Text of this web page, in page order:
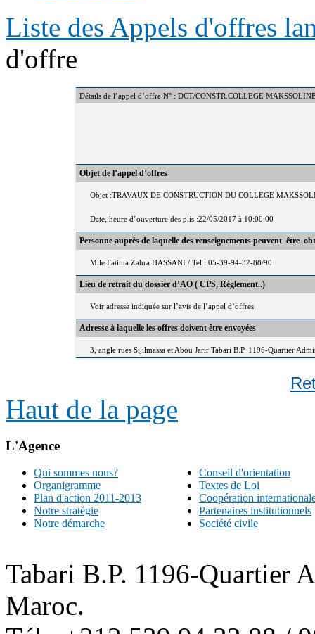
Liste des Appels d'offres
d'offre
Détails de l’appel d’offre N° : DCT/CONSTR.COLLEGE
Objet de l’appel d’offres
Objet :TRAVAUX DE CONSTRUCTION DU COLLEGE
Date, heure d’ouverture des plis :22/05/2017 à 10:00:00
Personne auprès de laquelle des renseignements peuvent être
Mlle Fatima Zahra HASSANI / Tel : 05-39-94-32-88/90
Lieu de retrait du dossier d’AO ( CPS, Règlement..)
Voir adresse indiquée sur l’avis de l’appel d’offres
Adresse à laquelle les offres doivent être envoyées
3, angle rues Sijilmassa et Abou Jarir Tabari B.P. 1196-Quartier
Haut de la page
L'Agence
Qui sommes nous?
Organigramme
Plan d'action 2011-2013
Notre stratégie
Notre démarche
Conseil d'orientation
Textes de Loi
Coopération
Partenaires institutionnels
Société civile
Tabari B.P. 1196-Quartier
Maroc.